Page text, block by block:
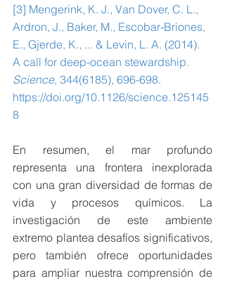
[3] Mengerink, K. J., Van Dover, C. L.,
Ardron, J., Baker, M., Escobar-Briones,
E., Gjerde, K., ... & Levin, L. A. (2014).
A call for deep-ocean stewardship.
Science, 344(6185), 696-698.
https://doi.org/10.1126/science.125145
8
En resumen, el mar profundo
representa una frontera inexplorada
con una gran diversidad de formas de
vida y procesos químicos. La
investigación de este ambiente
extremo plantea desafíos significativos,
pero también ofrece oportunidades
para ampliar nuestra comprensión de